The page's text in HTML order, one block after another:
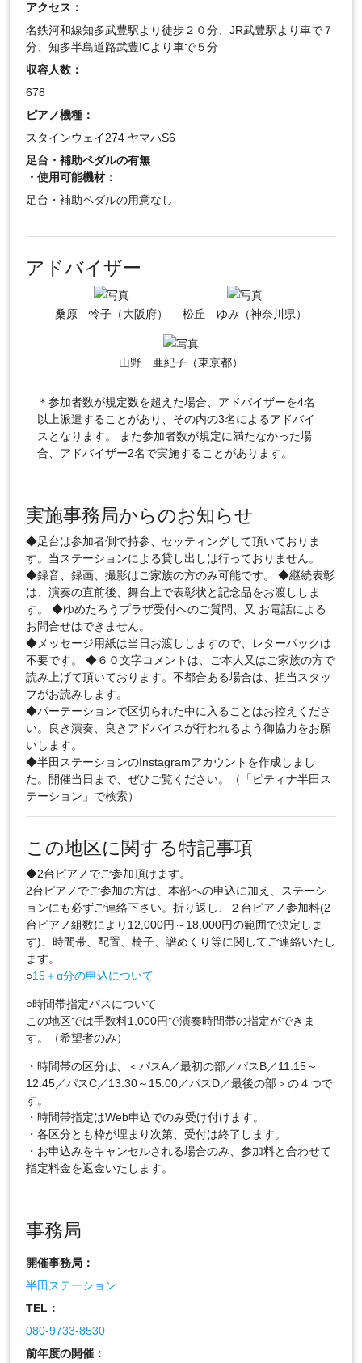
アクセス：
名鉄河和線知多武豊駅より徒歩２０分、JR武豊駅より車で７
分、知多半島道路武豊ICより車で５分
収容人数：
678
ピアノ機種：
スタインウェイ274 ヤマハS6
足台・補助ペダルの有無
・使用可能機材：
足台・補助ペダルの用意なし
アドバイザー
桑原 怜子（大阪府） 松丘 ゆみ（神奈川県）
山野 亜紀子（東京都）
＊参加者数が規定数を超えた場合、アドバイザーを4名
以上派遣することがあり、その内の3名によるアドバイ
スとなります。 また参加者数が規定に満たなかった場
合、アドバイザー2名で実施することがあります。
実施事務局からのお知らせ
◆足台は参加者側で持参、セッティングして頂いておりま
す。当ステーションによる貸し出しは行っておりません。
◆録音、録画、撮影はご家族の方のみ可能です。 ◆継続表彰
は、演奏の直前後、舞台上で表彰状と記念品をお渡ししま
す。 ◆ゆめたろうプラザ受付へのご質問、又 お電話による
お問合せはできません。
◆メッセージ用紙は当日お渡ししますので、レターパックは
不要です。 ◆６０文字コメントは、ご本人又はご家族の方で
読み上げて頂いております。不都合ある場合は、担当スタッ
フがお読みします。
◆パーテーションで区切られた中に入ることはお控えくださ
い。良き演奏、良きアドバイスが行われるよう御協力をお願
いします。
◆半田ステーションのInstagramアカウントを作成しまし
た。開催当日まで、ぜひご覧ください。（「ピティナ半田ス
テーション」で検索）
この地区に関する特記事項
◆2台ピアノでご参加頂けます。
2台ピアノでご参加の方は、本部への申込に加え、ステーシ
ョンにも必ずご連絡下さい。折り返し、２台ピアノ参加料(2
台ピアノ組数により12,000円～18,000円の範囲で決定しま
す)、時間帯、配置、椅子、譜めくり等に関してご連絡いたし
ます。
○15＋α分の申込について
○時間帯指定パスについて
この地区では手数料1,000円で演奏時間帯の指定ができま
す。（希望者のみ）
・時間帯の区分は、＜パスA／最初の部／パスB／11:15～
12:45／パスC／13:30～15:00／パスD／最後の部＞の４つで
す。
・時間帯指定はWeb申込でのみ受け付けます。
・各区分とも枠が埋まり次第、受付は終了します。
・お申込みをキャンセルされる場合のみ、参加料と合わせて
指定料金を返金いたします。
事務局
開催事務局：
半田ステーション
TEL：
080-9733-8530
前年度の開催：